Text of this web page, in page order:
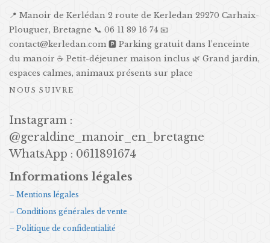
📍 Manoir de Kerlédan 2 route de Kerledan 29270 Carhaix-
Plouguer, Bretagne 📞 06 11 89 16 74 📧
contact@kerledan.com 🅿️ Parking gratuit dans l’enceinte
du manoir ☕ Petit-déjeuner maison inclus 🌿 Grand jardin,
espaces calmes, animaux présents sur place
NOUS SUIVRE
Instagram :
@geraldine_manoir_en_bretagne
WhatsApp : 0611891674
Informations légales
– Mentions légales
– Conditions générales de vente
– Politique de confidentialité